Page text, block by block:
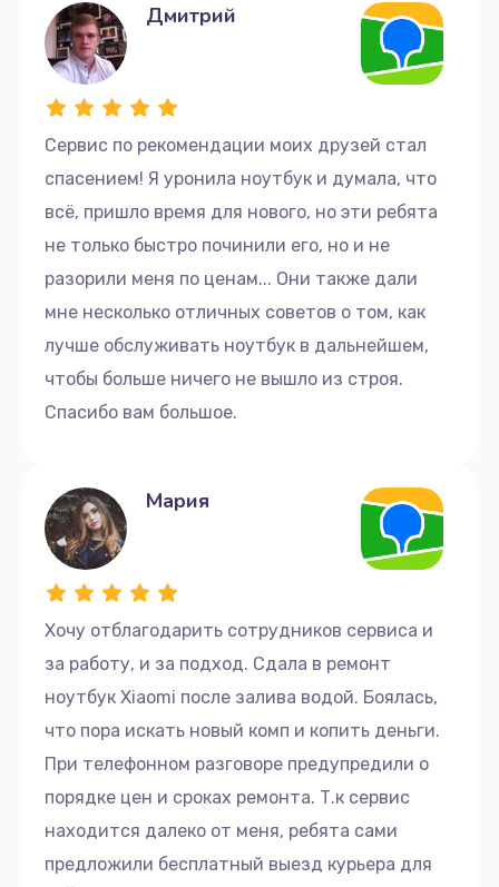
Восстановление данных
990 руб.
Заказать
1045 руб.
Заказать
Заказать
Замена шим-контроллера
Заказать
Замена разъёмов (HDMI, DVI, Дисплей порта)
1095 руб.
Заказать
Замена кнопки включения
1950 руб.
Сервис по рекомендации моих друзей стал
спасением! Я уронила ноутбук и думала, что
всё, пришло время для нового, но эти ребята
не только быстро починили его, но и не
разорили меня по ценам... Они также дали
мне несколько отличных советов о том, как
лучше обслуживать ноутбук в дальнейшем,
чтобы больше ничего не вышло из строя.
Спасибо вам большое.
Дмитрий
Хочу отблагодарить сотрудников сервиса и
за работу, и за подход. Сдала в ремонт
ноутбук Xiaomi после залива водой. Боялась,
что пора искать новый комп и копить деньги.
При телефонном разговоре предупредили о
порядке цен и сроках ремонта. Т.к сервис
находится далеко от меня, ребята сами
предложили бесплатный выезд курьера для
Мария